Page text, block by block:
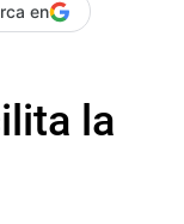
en
la